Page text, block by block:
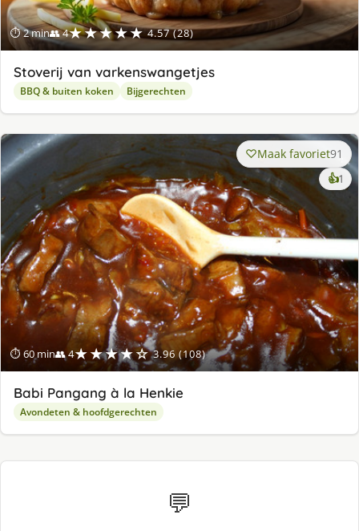
⏱ 2 min👥 4★★★★★ 4.57 (28)
Stoverij van varkenswangetjes
BBQ & buiten koken Bijgerechten
⏱ 60 min👥 4★★★★☆ 3.96 (108)
Maak favoriet91
👍1
Babi Pangang à la Henkie
Avondeten & hoofdgerechten
💬